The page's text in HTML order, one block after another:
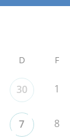
D F
30 1
7 8